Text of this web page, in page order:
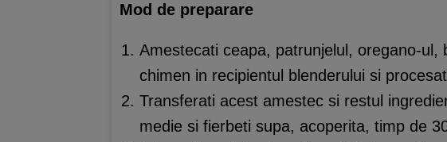
Mod de preparare
Amestecati ceapa, patrunjelul, oregano-
chimen in recipientul blenderului si
Transferati acest amestec si restul
medie si fierbeti supa, acoperita, timp de